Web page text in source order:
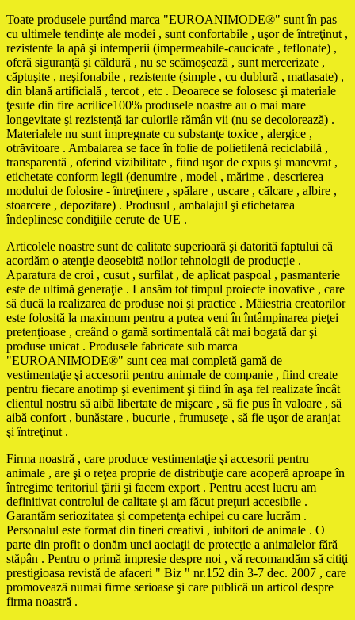
Toate produsele purtând marca "EUROANIMODE®" sunt în pas
cu ultimele tendinţe ale modei , sunt confortabile , uşor de întreţinut ,
rezistente la apă şi intemperii (impermeabile-caucicate , teflonate) ,
oferă siguranţă şi căldură , nu se scămoşează , sunt mercerizate ,
căptuşite , neşifonabile , rezistente (simple , cu dublură , matlasate) ,
din blană artificială , tercot , etc . Deoarece se folosesc şi materiale
ţesute din fire acrilice100% produsele noastre au o mai mare
longevitate şi rezistenţă iar culorile rămân vii (nu se decolorează) .
Materialele nu sunt impregnate cu substanţe toxice , alergice ,
otrăvitoare . Ambalarea se face în folie de polietilenă reciclabilă ,
transparentă , oferind vizibilitate , fiind uşor de expus şi manevrat ,
etichetate conform legii (denumire , model , mărime , descrierea
modului de folosire - întreţinere , spălare , uscare , călcare , albire ,
stoarcere , depozitare) . Produsul , ambalajul şi etichetarea
îndeplinesc condiţiile cerute de UE .
Articolele noastre sunt de calitate superioară şi datorită faptului că
acordăm o atenţie deosebită noilor tehnologii de producţie .
Aparatura de croi , cusut , surfilat , de aplicat paspoal , pasmanterie
este de ultimă generaţie . Lansăm tot timpul proiecte inovative , care
să ducă la realizarea de produse noi şi practice . Măiestria creatorilor
este folosită la maximum pentru a putea veni în întâmpinarea pieţei
pretenţioase , creând o gamă sortimentală cât mai bogată dar şi
produse unicat . Produsele fabricate sub marca
"EUROANIMODE®" sunt cea mai completă gamă de
vestimentaţie şi accesorii pentru animale de companie , fiind create
pentru fiecare anotimp şi eveniment şi fiind în aşa fel realizate încât
clientul nostru să aibă libertate de mişcare , să fie pus în valoare , să
aibă confort , bunăstare , bucurie , frumuseţe , să fie uşor de aranjat
şi întreţinut .
Firma noastră , care produce vestimentaţie şi accesorii pentru
animale , are şi o reţea proprie de distribuţie care acoperă aproape în
întregime teritoriul ţării şi facem export . Pentru acest lucru am
definitivat controlul de calitate şi am făcut preţuri accesibile .
Garantăm seriozitatea şi competenţa echipei cu care lucrăm .
Personalul este format din tineri creativi , iubitori de animale . O
parte din profit o donăm unei aociaţii de protecţie a animalelor fără
stăpân . Pentru o primă impresie despre noi , vă recomandăm să citiţi
prestigioasa revistă de afaceri " Biz " nr.152 din 3-7 dec. 2007 , care
promovează numai firme serioase şi care publică un articol despre
firma noastră .